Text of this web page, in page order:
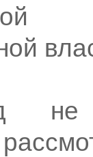
не